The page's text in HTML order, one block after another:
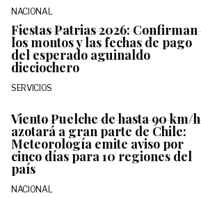
NACIONAL
Fiestas Patrias 2026: Confirman
los montos y las fechas de pago
del esperado aguinaldo
dieciochero
SERVICIOS
Viento Puelche de hasta 90 km/h
azotará a gran parte de Chile:
Meteorología emite aviso por
cinco días para 10 regiones del
país
NACIONAL